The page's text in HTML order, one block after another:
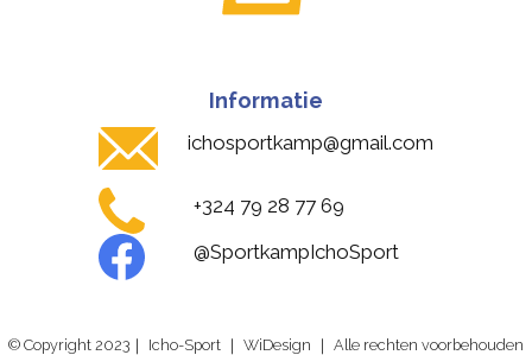
Informatie
ichosportkamp@gmail.com
+324 79 28 77 69
@SportkampIchoSport
© Copyright 2023｜ Icho-Sport ｜ WiDesign ｜ Alle rechten voorbehouden